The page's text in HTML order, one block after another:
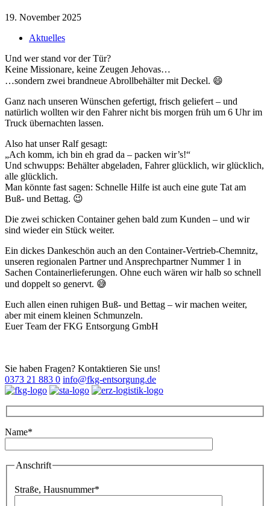
19. November 2025
Aktuelles
Und wer stand vor der Tür?
Keine Missionare, keine Zeugen Jehovas…
…sondern zwei brandneue Abrollbehälter mit Deckel. 😄
Ganz nach unseren Wünschen gefertigt, frisch geliefert – und
natürlich wollten wir den Fahrer nicht bis morgen früh um 6 Uhr im
Truck übernachten lassen.
Also hat unser Ralf gesagt:
„Ach komm, ich bin eh grad da – packen wir’s!“
Und schwupps: Behälter abgeladen, Fahrer glücklich, wir glücklich,
alle glücklich.
Man könnte fast sagen: Schnelle Hilfe ist auch eine gute Tat am
Buß- und Bettag. 😉
Die zwei schicken Container gehen bald zum Kunden – und wir
sind wieder ein Stück weiter.
Ein dickes Dankeschön auch an den Container-Vertrieb-Chemnitz,
unseren regionalen Partner und Ansprechpartner Nummer 1 in
Sachen Containerlieferungen. Ohne euch wären wir halb so schnell
und doppelt so genervt. 😅
Euch allen einen ruhigen Buß- und Bettag – wir machen weiter,
aber mit einem kleinen Schmunzeln.
Euer Team der FKG Entsorgung GmbH
Sie haben Fragen? Kontaktieren Sie uns!
0373 21 883 0 info@fkg-entsorgung.de
Name*
Bitte lassen Sie dieses Feld leer.
Anschrift
Straße, Hausnummer*